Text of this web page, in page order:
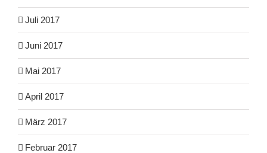
Juli 2017
Juni 2017
Mai 2017
April 2017
März 2017
Februar 2017